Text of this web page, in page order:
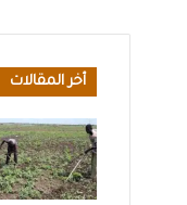
أخر المقالات